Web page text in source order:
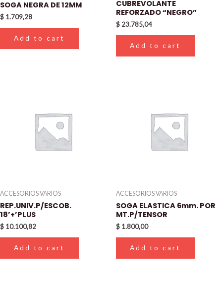
SOGA NEGRA DE 12MM
$ 1.709,28
Add to cart
CUBREVOLANTE
REFORZADO “NEGRO”
$ 23.785,04
Add to cart
ACCESORIOS VARIOS
REP.UNIV.P/ESCOB.
18’+’PLUS
$ 10.100,82
Add to cart
ACCESORIOS VARIOS
SOGA ELASTICA 6mm. POR
MT.P/TENSOR
$ 1.800,00
Add to cart